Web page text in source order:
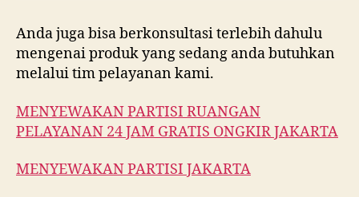
Anda juga bisa berkonsultasi terlebih dahulu
mengenai produk yang sedang anda butuhkan
melalui tim pelayanan kami.
MENYEWAKAN PARTISI RUANGAN
PELAYANAN 24 JAM GRATIS ONGKIR JAKARTA
MENYEWAKAN PARTISI JAKARTA